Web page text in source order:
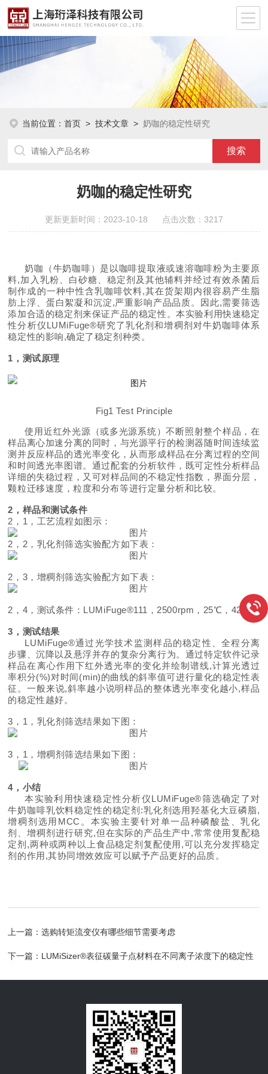
当前位置：首页 >技术文章 >奶咖的稳定性研究
奶咖的稳定性研究
更新更新时间：2023-10-18 点击次数：3217
奶咖（牛奶咖啡）是以咖啡提取液或速溶咖啡粉为主要原
料,加入乳粉、白砂糖、稳定剂及其他辅料并经过有效杀菌后
制作成的一种中性含乳咖啡饮料,其在货架期内很容易产生脂
肪上浮、蛋白絮凝和沉淀,严重影响产品品质。因此,需要筛选
添加合适的稳定剂来保证产品的稳定性。本实验利用快速稳定
性分析仪LUMiFuge®研究了乳化剂和增稠剂对牛奶咖啡体系
稳定性的影响,确定了稳定剂种类。
1，测试原理
Fig1 Test Principle
使用近红外光源（或多光源系统）不断照射整个样品，在
样品离心加速分离的同时，与光源平行的检测器随时间连续监
测并反应样品的透光率变化，从而形成样品在分离过程的空间
和时间透光率图谱。通过配套的分析软件，既可定性分析样品
详细的失稳过程，又可对样品间的不稳定性指数，界面分层，
颗粒迁移速度，粒度和分布等进行定量分析和比较。
2，样品和测试条件
2，1，工艺流程如图示：
2，2，乳化剂筛选实验配方如下表：
2，3，增稠剂筛选实验配方如下表：
2，4，测试条件：LUMiFuge®111，2500rpm，25℃，42min
3，测试结果
LUMiFuge®通过光学技术监测样品的稳定性、全程分离
步骤、沉降以及悬浮并存的复杂分离行为。通过特定软件记录
样品在离心作用下红外透光率的变化并绘制谱线,计算光透过
率积分(%)对时间(min)的曲线的斜率值可进行量化的稳定性表
征。一般来说,斜率越小说明样品的整体透光率变化越小,样品
的稳定性越好。
3，1，乳化剂筛选结果如下图：
3，1，增稠剂筛选结果如下图：
4，小结
本实验利用快速稳定性分析仪LUMiFuge®筛选确定了对
牛奶咖啡乳饮料稳定性的稳定剂:乳化剂选用羟基化大豆磷脂,
增稠剂选用MCC。本实验主要针对单一品种磷酸盐、乳化
剂、增稠剂进行研究,但在实际的产品生产中,常常使用复配稳
定剂,两种或两种以上食品稳定剂复配使用,可以充分发挥稳定
剂的作用,其协同增效效应可以赋予产品更好的品质。
上一篇：选购转矩流变仪有哪些细节需要考虑
下一篇： LUMiSizer®表征碳量子点材料在不同离子浓度下的稳定性